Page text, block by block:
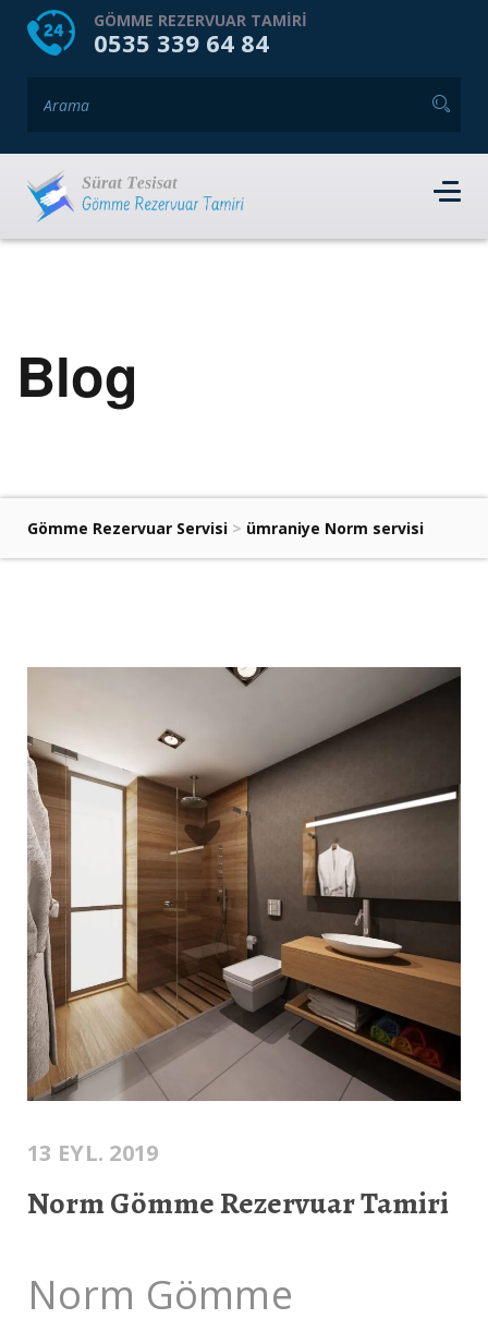
HOME HAKKIMIZDA
GÖMME REZERVUAR TAMIRI
0535 339 64 84
Blog
Gömme Rezervuar Servisi > ümraniye Norm servisi
13 EYL. 2019
Norm Gömme Rezervuar Tamiri
Norm Gömme